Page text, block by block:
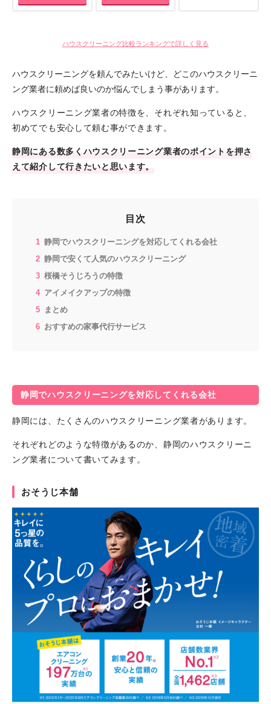
ハウスクリーニング比較ランキングで詳しく見る
ハウスクリーニングを頼んでみたいけど、どこのハウスクリーニ
ング業者に頼めば良いのか悩んでしまう事があります。
ハウスクリーニング業者の特徴を、それぞれ知っていると、
初めてでも安心して頼む事ができます。
静岡にある数多くハウスクリーニング業者のポイントを押さ
えて紹介して行きたいと思います。
目次
静岡でハウスクリーニングを対応してくれる会社
静岡で安くて人気のハウスクリーニング
桜橋そうじろうの特徴
アイメイクアップの特徴
まとめ
おすすめの家事代行サービス
静岡でハウスクリーニングを対応してくれる会社
静岡には、たくさんのハウスクリーニング業者があります。
それぞれどのような特徴があるのか、静岡のハウスクリーニ
ング業者について書いてみます。
おそうじ本舗